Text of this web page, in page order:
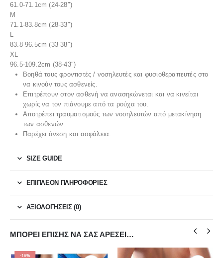
61.0-71.1cm (24-28″)
M
71.1-83.8cm (28-33″)
L
83.8-96.5cm (33-38″)
XL
96.5-109.2cm (38-43″)
Βοηθά τους φροντιστές / νοσηλευτές και φυσιοθεραπευτές στο
να κινούν τους ασθενείς.
Επιτρέπουν στον ασθενή να ανασηκώνεται και να κινείται
χωρίς να τον πιάνουμε από τα ρούχα του.
Αποτρέπει τραυματισμούς των νοσηλευτών από μετακίνηση
των ασθενών.
Παρέχει άνεση και ασφάλεια.
SIZE GUIDE
ΕΠΙΠΛΈΟΝ ΠΛΗΡΟΦΟΡΊΕΣ
ΑΞΙΟΛΟΓΉΣΕΙΣ (0)
ΜΠΟΡΕΊ ΕΠΊΣΗΣ ΝΑ ΣΑΣ ΑΡΈΣΕΙ…
-16%